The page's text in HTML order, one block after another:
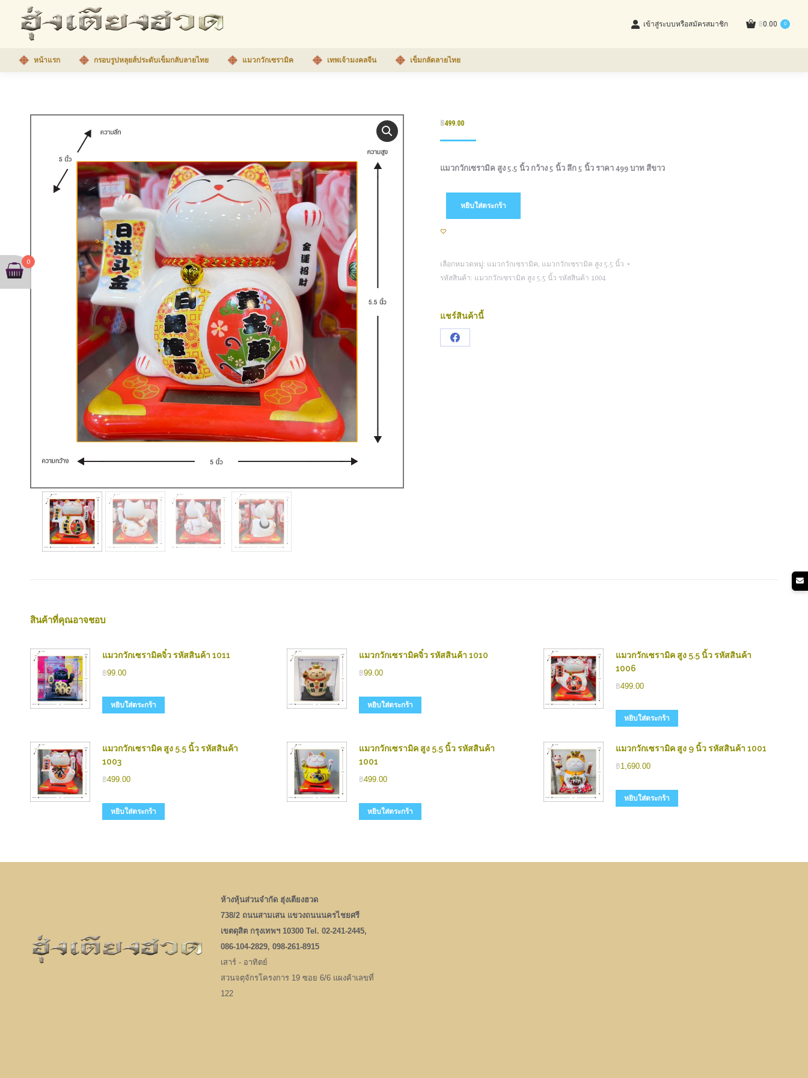
เข้าสู่ระบบหรือสมัครสมาชิก ฿0.00 0
หน้าแรก กรอบรูปหลุยส์ประดับเข็มกลับลายไทย แมวกวักเซรามิค เทพเจ้ามงคลจีน เข็มกลัดลายไทย
฿499.00
แมวกวักเซรามิค สูง 5.5 นิ้ว กว้าง 5 นิ้ว ลึก 5 นิ้ว ราคา 499 บาท สีขาว
หยิบใส่ตระกร้า
เลือกหมวดหมู่: แมวกวักเซรามิค, แมวกวักเซรามิค สูง 5.5 นิ้ว
รหัสสินค้า: แมวกวักเซรามิค สูง 5.5 นิ้ว รหัสสินค้า 1004
แชร์สินค้านี้
Share
สินค้าที่คุณอาจชอบ
แมวกวักเซรามิคจิ๋ว รหัสสินค้า 1011
฿99.00
หยิบใส่ตระกร้า
แมวกวักเซรามิคจิ๋ว รหัสสินค้า 1010
฿99.00
หยิบใส่ตระกร้า
แมวกวักเซรามิค สูง 5.5 นิ้ว รหัสสินค้า
1006
฿499.00
หยิบใส่ตระกร้า
แมวกวักเซรามิค สูง 5.5 นิ้ว รหัสสินค้า
1003
฿499.00
หยิบใส่ตระกร้า
แมวกวักเซรามิค สูง 5.5 นิ้ว รหัสสินค้า
1001
฿499.00
หยิบใส่ตระกร้า
แมวกวักเซรามิค สูง 9 นิ้ว รหัสสินค้า 1001
฿1,690.00
หยิบใส่ตระกร้า
ห้างหุ้นส่วนจำกัด ฮุ่งเตียงฮวด
738/2 ถนนสามเสน แขวงถนนนครไชยศรี
เขตดุสิต กรุงเทพฯ 10300 Tel. 02-241-2445,
086-104-2829, 098-261-8915
เสาร์ - อาทิตย์
สวนจตุจักรโครงการ 19 ซอย 6/6 แผงค้าเลขที่
122
0